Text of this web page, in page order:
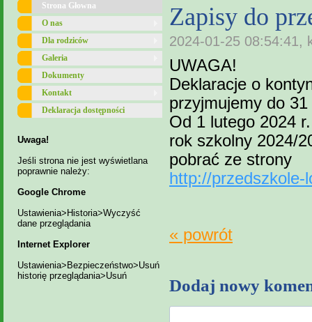
Strona Głowna
O nas
Dla rodziców
Galeria
Dokumenty
Kontakt
Deklaracja dostępności
Uwaga!
Jeśli strona nie jest wyświetlana
poprawnie należy:
Google Chrome
Ustawienia>Historia>Wyczyść
dane przeglądania
Internet Explorer
Ustawienia>Bezpieczeństwo>Usuń
historię przeglądania>Usuń
Zapisy do
2024-01-25 08:54:41,
UWAGA!
Deklaracje o
przyjmujemy do
Od 1 lutego 2024
rok szkolny 2024/
pobrać ze strony
http://przedszkole-
« powrót
Dodaj nowy